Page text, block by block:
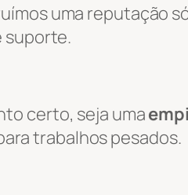
uma reputação
suporte.
certo, seja uma
trabalhos pesados.